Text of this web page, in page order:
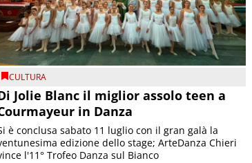
CULTURA
Jolie Blanc il miglior assolo teen a
in Danza
è conclusa sabato 11 luglio con il gran galà la
edizione dello stage; ArteDanza Chieri
l'11° Trofeo Danza sul Bianco